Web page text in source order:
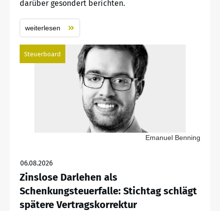
darüber gesondert berichten.
weiterlesen
Steuerboard
Emanuel Benning
06.08.2026
Zinslose Darlehen als
Schenkungsteuerfalle: Stichtag schlägt
spätere Vertragskorrektur